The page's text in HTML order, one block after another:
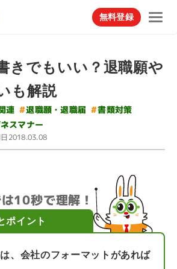
無料登録
きでもいい？退職願や
も解説
連 #退職願・退職届 #書類対策
スマナー
2018.03.08
10秒で理解！
ポイント
、会社のフォーマットがあれば